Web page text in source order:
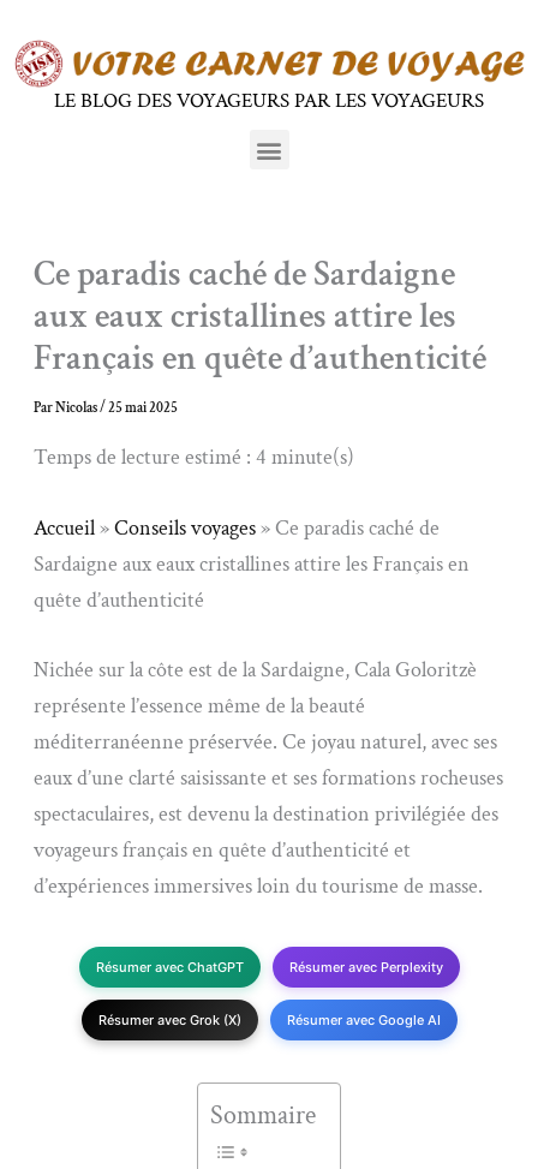
au
contenuLE BLOG DES VOYAGEURS PAR LES VOYAGEURS
Menu
Ce paradis caché de Sardaigne
aux eaux cristallines attire les
Français en quête d’authenticité
ParNicolas/25 mai 2025
Temps de lecture estimé : 4 minute(s)
Accueil»Conseils voyages» Ce paradis caché de
Sardaigne aux eaux cristallines attire les Français en
quête d’authenticité
Nichée sur la côte est de la Sardaigne, Cala Goloritzè
représente l’essence même de la beauté
méditerranéenne préservée. Ce joyau naturel, avec ses
eaux d’une clarté saisissante et ses formations rocheuses
spectaculaires, est devenu la destination privilégiée des
voyageurs français en quête d’authenticité et
d’expériences immersives loin du tourisme de masse.
Résumer avec ChatGPT Résumer avec Perplexity
Résumer avec Grok (X) Résumer avec Google AI
Sommaire